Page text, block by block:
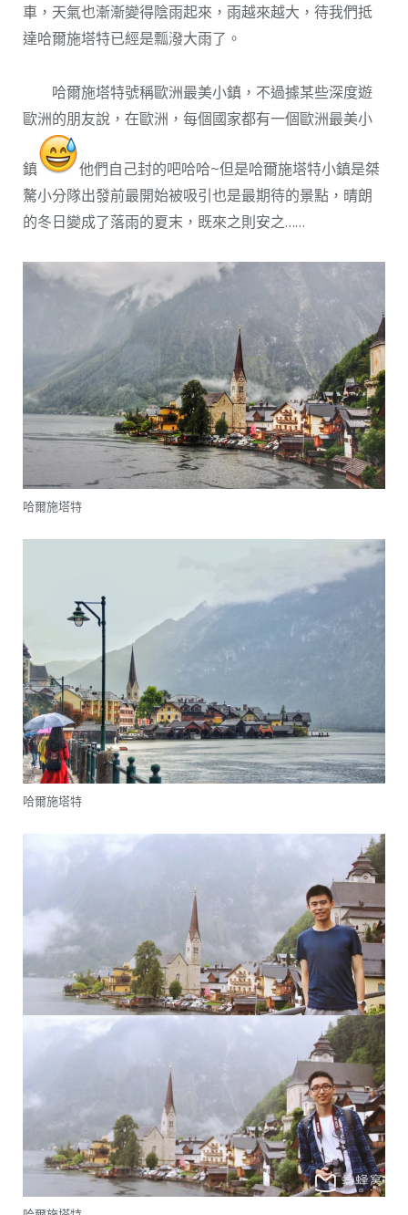
車，天氣也漸漸變得陰雨起來，雨越來越大，待我們抵
達哈爾施塔特已經是瓢潑大雨了。
哈爾施塔特號稱歐洲最美小鎮，不過據某些深度遊
歐洲的朋友說，在歐洲，每個國家都有一個歐洲最美小
鎮
他們自己封的吧哈哈~但是哈爾施塔特小鎮是桀
驁小分隊出發前最開始被吸引也是最期待的景點，晴朗
的冬日變成了落雨的夏末，既來之則安之……
哈爾施塔特
哈爾施塔特